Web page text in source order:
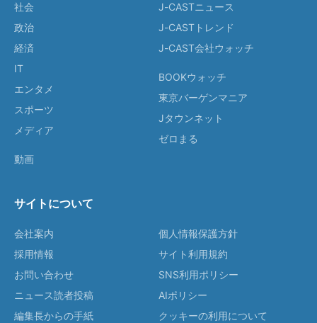
社会
政治
経済
IT
エンタメ
スポーツ
メディア
動画
J-CASTニュース
J-CASTトレンド
J-CAST会社ウォッチ
BOOKウォッチ
東京バーゲンマニア
Jタウンネット
ゼロまる
サイトについて
会社案内
採用情報
お問い合わせ
ニュース読者投稿
編集長からの手紙
個人情報保護方針
サイト利用規約
SNS利用ポリシー
AIポリシー
クッキーの利用について